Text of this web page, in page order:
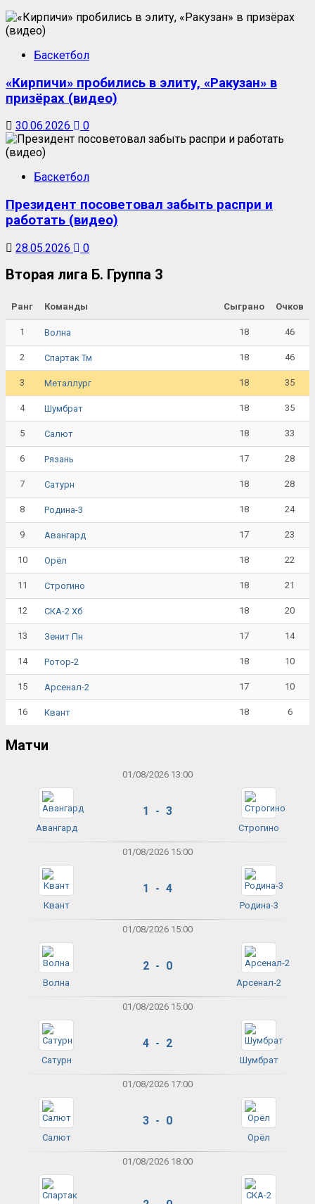
Баскетбол
«Кирпичи» пробились в элиту, «Ракузан» в
призёрах (видео)
30.06.2026 0
Баскетбол
Президент посоветовал забыть распри и
работать (видео)
28.05.2026 0
Вторая лига Б. Группа 3
Ранг Команды Сыграно Очков
1 Волна 18 46
2 Спартак Тм 18 46
3 Металлург 18 35
4 Шумбрат 18 35
5 Салют 18 33
6 Рязань 17 28
7 Сатурн 18 28
8 Родина-3 18 24
9 Авангард 17 23
10 Орёл 18 22
11 Строгино 18 21
12 СКА-2 Хб 18 20
13 Зенит Пн 17 14
14 Ротор-2 18 10
15 Арсенал-2 17 10
16 Квант 18 6
Матчи
01/08/2026 13:00
Авангард
1 - 3
Строгино
01/08/2026 15:00
Квант
1 - 4
Родина-3
01/08/2026 15:00
Волна
2 - 0
Арсенал-2
01/08/2026 15:00
Сатурн
4 - 2
Шумбрат
01/08/2026 17:00
Салют
3 - 0
Орёл
01/08/2026 18:00